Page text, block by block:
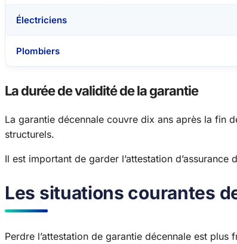
Électriciens
Plombiers
La durée de validité de la garantie
La garantie décennale couvre dix ans après la fin
structurels.
Il est important de garder l’attestation
Les situations courantes
Perdre l’attestation de garantie décennale est